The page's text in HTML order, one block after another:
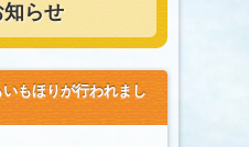
知らせ
もほりが行われまし